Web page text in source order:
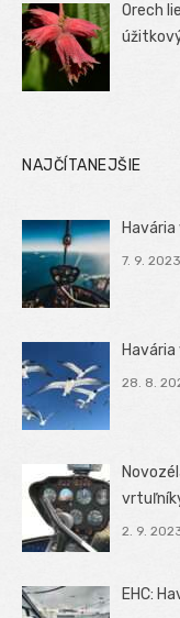
Orech
NAJČÍTANEJŠIE
7. 9. 2023
28. 8.
2. 9.
EHC: